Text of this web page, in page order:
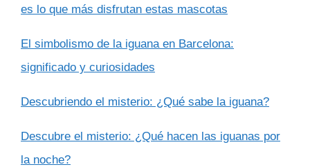
es lo que más disfrutan estas mascotas
El simbolismo de la iguana en Barcelona:
significado y curiosidades
Descubriendo el misterio: ¿Qué sabe la iguana?
Descubre el misterio: ¿Qué hacen las iguanas por
la noche?